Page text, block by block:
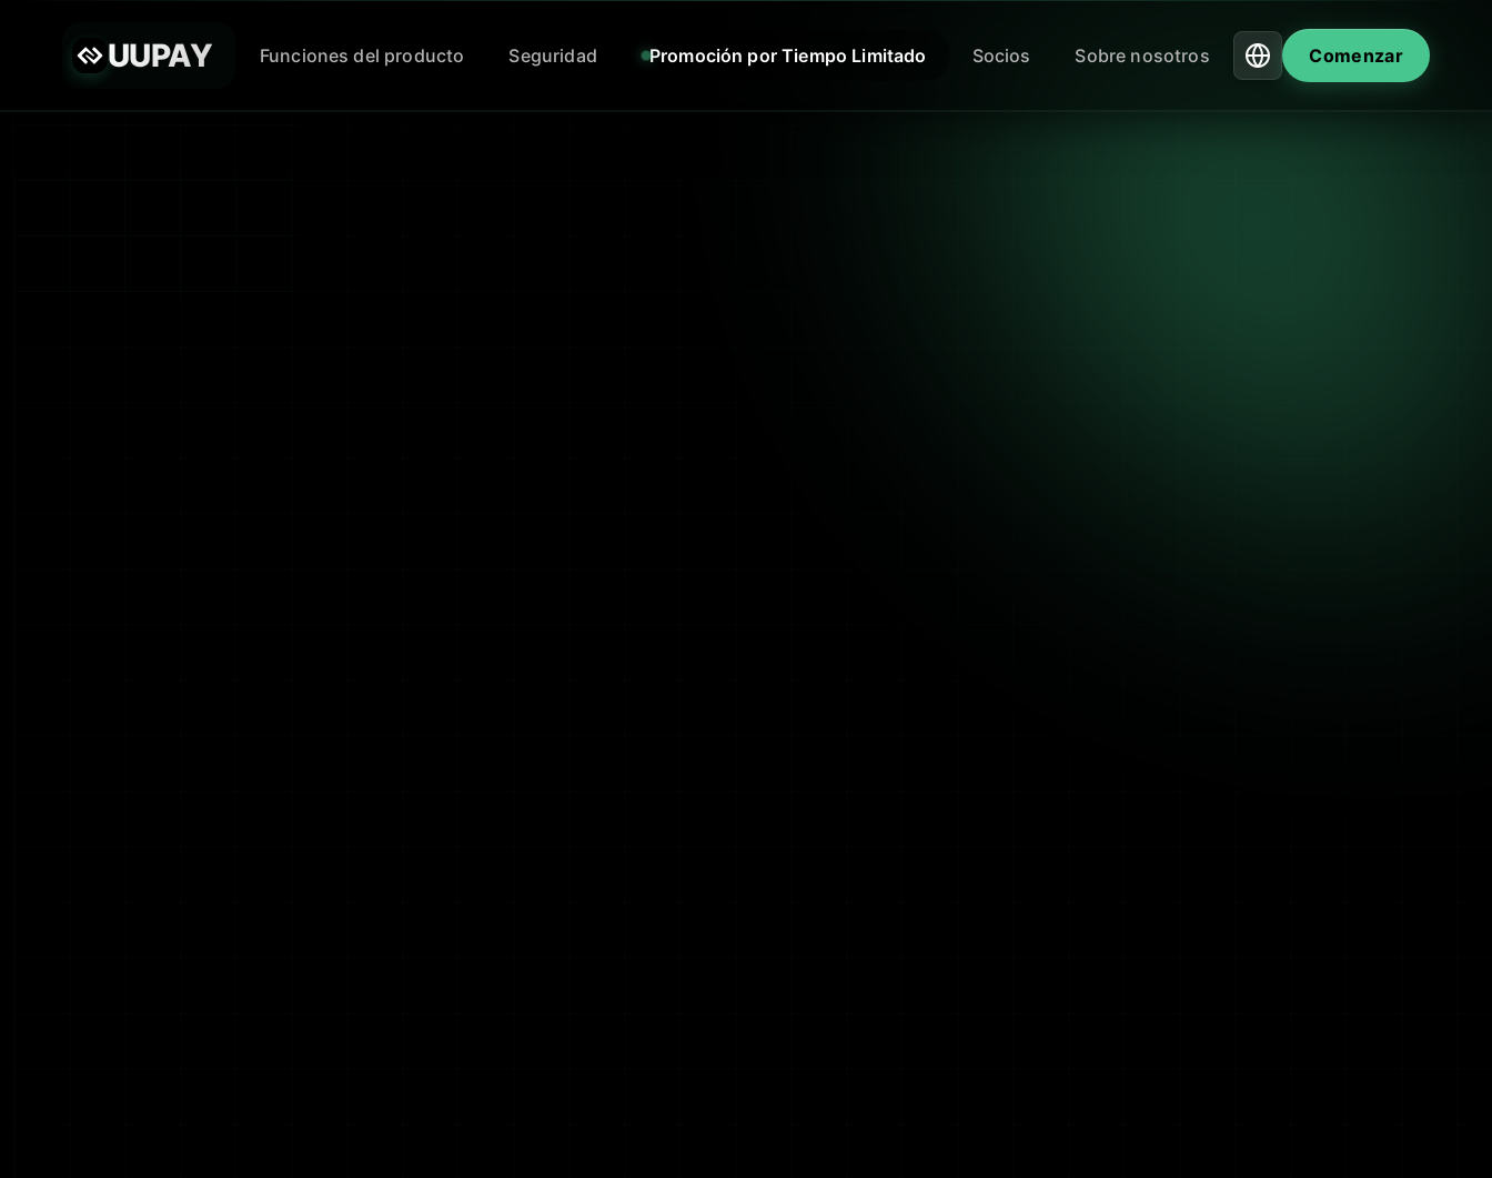
UUPAY Funciones del producto Seguridad Promoción por Tiempo Limitado Socios Sobre nosotros Comenzar